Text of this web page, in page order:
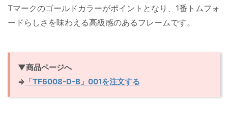
Tマークのゴールドカラーがポイントとなり、1番トムフォ
ードらしさを味わえる高級感のあるフレームです。
▼商品ページへ
⇒ 「TF6008-D-B」001を注文する